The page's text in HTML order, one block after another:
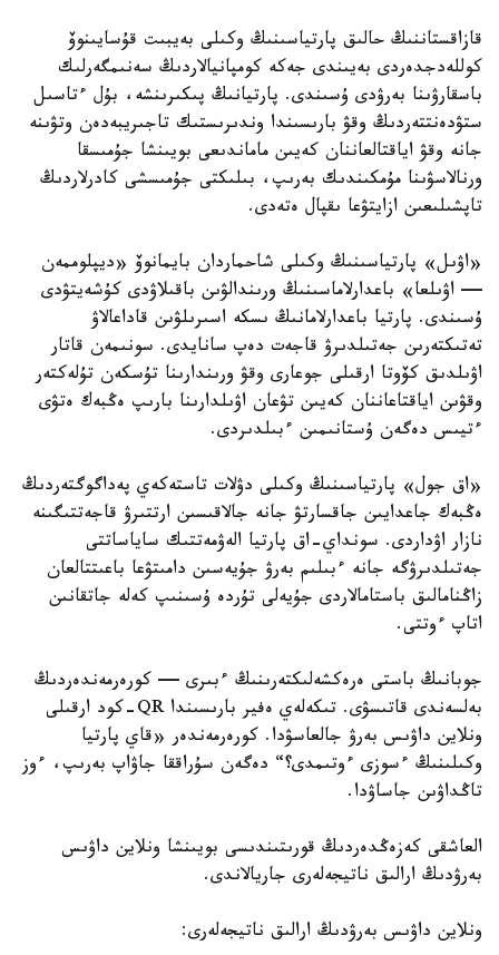
قازاقستاننىڭ حالىق پارتياسىنىڭ وكىلى بەيبىت قۇسايىنوۆ
كوللەدجدەردى بەيىندى جەكە كومپانيالاردىڭ سەنىمگەرلىك
باسقارۋىنا بەرۋدى ۇسىندى. پارتيانىڭ پىكىرىنشە، بۇل ءتاسىل
ستۋدەنتتەردىڭ وقۋ بارىسىندا وندىرىستىك تاجىريبەدەن وتۋىنە
جانە وقۋ اياقتالعاننان كەيىن ماماندىعى بويىنشا جۇمىسقا
ورنالاسۋىنا مۇمكىندىك بەرىپ، بىلىكتى جۇمىسشى كادرلاردىڭ
تاپشىلىعىن ازايتۋعا ىقپال ەتەدى.
«اۋىل» پارتياسىنىڭ وكىلى شاحماردان بايمانوۆ «ديپلوممەن
— اۋىلعا» باعدارلاماسىنىڭ ورىندالۋىن باقىلاۋدى كۇشەيتۋدى
ۇسىندى. پارتيا باعدارلامانىڭ ىسكە اسىرىلۋىن قاداعالاۋ
تەتىكتەرىن جەتىلدىرۋ قاجەت دەپ سانايدى. سونىمەن قاتار
اۋىلدىق كۆوتا ارقىلى جوعارى وقۋ ورىندارىنا تۇسكەن تۇلەكتەر
وقۋىن اياقتاعاننان كەيىن تۋعان اۋىلدارىنا بارىپ ەڭبەك ەتۋى
ءتيىس دەگەن ۇستانىمىن ءبىلدىردى.
«اق جول» پارتياسىنىڭ وكىلى دۋلات تاستەكەي پەداگوگتەردىڭ
ەڭبەك جاعدايىن جاقسارتۋ جانە جالاقىسىن ارتتىرۋ قاجەتتىگىنە
نازار اۋداردى. سونداي-اق پارتيا الەۋمەتتىك ساياساتتى
جەتىلدىرۋگە جانە ءبىلىم بەرۋ جۇيەسىن دامىتۋعا باعىتتالعان
زاڭنامالىق باستامالاردى جۇيەلى تۇردە ۇسىنىپ كەلە جاتقانىن
اتاپ ءوتتى.
جوبانىڭ باستى ەرەكشەلىكتەرىنىڭ ءبىرى — كورەرمەندەردىڭ
بەلسەندى قاتىسۋى. تىكەلەي ەفير بارىسىندا QR-كود ارقىلى
ونلاين داۋىس بەرۋ جالعاسۋدا. كورەرمەندەر «قاي پارتيا
وكىلىنىڭ ءسوزى ءوتىمدى؟“ دەگەن سۇراققا جاۋاپ بەرىپ، ءوز
تاڭداۋىن جاساۋدا.
العاشقى كەزەڭدەردىڭ قورىتىندىسى بويىنشا ونلاين داۋىس
بەرۋدىڭ ارالىق ناتيجەلەرى جاريالاندى.
ونلاين داۋىس بەرۋدىڭ ارالىق ناتيجەلەرى: